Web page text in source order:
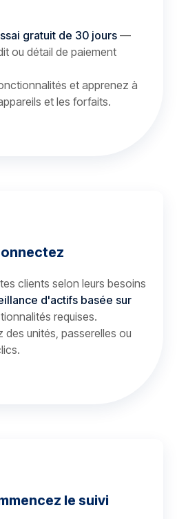
gratuit de 30 jours —
ou détail de paiement
et apprenez à
et les forfaits.
clients selon leurs besoins
d'actifs basée sur
requises.
unités, passerelles ou
le suivi